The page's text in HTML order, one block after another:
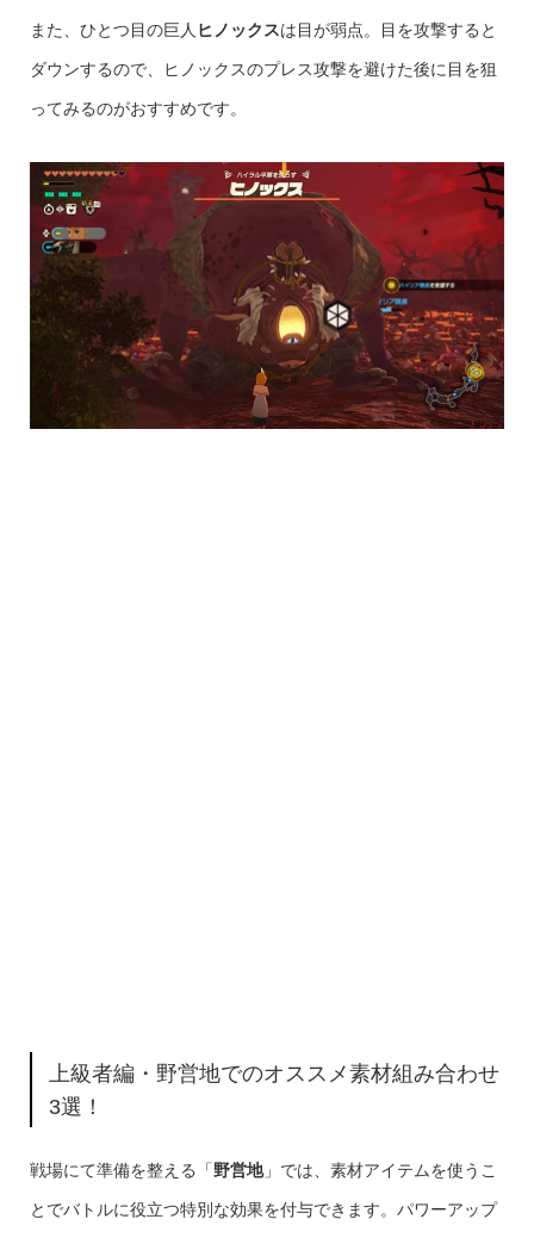
また、ひとつ目の巨人 ヒノックスは目が弱点。目を攻撃すると
ダウンするので、ヒノックスのプレス攻撃を避けた後に目を狙
ってみるのがおすすめです。
上級者編・野営地でのオススメ素材組み合わせ
3選！
戦場にて準備を整える「野営地」では、素材アイテムを使うこ
とでバトルに役立つ特別な効果を付与できます。パワーアップ